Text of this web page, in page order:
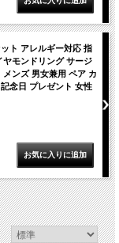
ト アレルギー対応 指
モンドリング サージ
ンズ 男女兼用 ペア カ
念日 プレゼント 女性